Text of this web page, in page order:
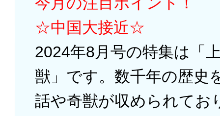
☆中国大接近☆
2024年8月号の特集は「
獣」です。数千年の歴史
話や奇獣が収められてお